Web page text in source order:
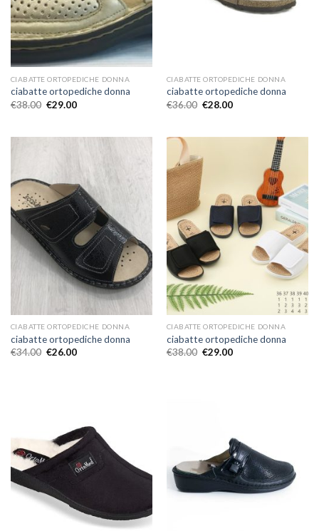
CIABATTE ORTOPEDICHE DONNA
ciabatte ortopediche donna
€38.00 €29.00
CIABATTE ORTOPEDICHE DONNA
ciabatte ortopediche donna
€36.00 €28.00
CIABATTE ORTOPEDICHE DONNA
ciabatte ortopediche donna
€34.00 €26.00
CIABATTE ORTOPEDICHE DONNA
ciabatte ortopediche donna
€38.00 €29.00